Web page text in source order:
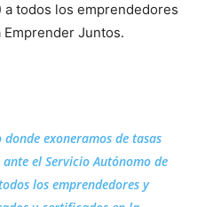
a todos los emprendedores
Juntos.
exoneramos de tasas
el Servicio Autónomo de
los emprendedores y